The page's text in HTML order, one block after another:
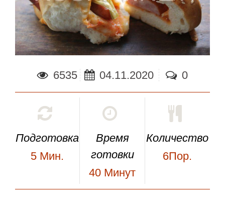
6535 04.11.2020 0
Подготовка
5 Мин.
Время
готовки
40 Минут
Количество
6Пор.